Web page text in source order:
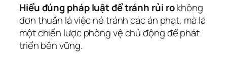
Hiểu đúng pháp luật để tránh rủi rokhông
đơn thuần là việc né tránh các án phạt, mà là
một chiến lược phòng vệ chủ động để phát
triển bền vững.